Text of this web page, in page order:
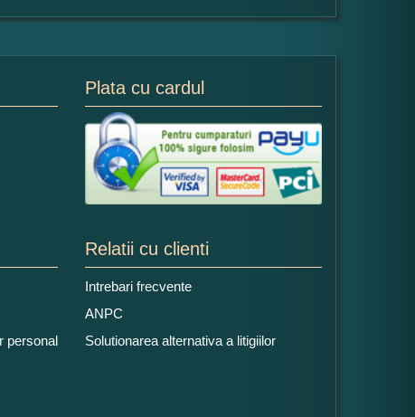
Plata cu cardul
personal
Relatii cu clienti
Intrebari frecvente
ANPC
Solutionarea alternativa a litigiilor